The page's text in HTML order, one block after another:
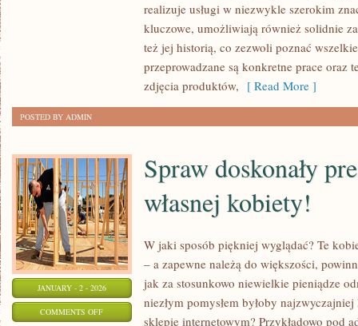
realizuje usługi w niezwykle szerokim
kluczowe, umożliwiają również solidnie
też jej historią, co zezwoli poznać
przeprowadzane są konkretne prace oraz
zdjęcia produktów, [ Read More ]
POSTED BY ADMIN
JANUARY - 2 - 2026
COMMENTS OFFON
Spraw doskonały
własnej kobiety!
W jaki sposób piękniej wyglądać? Te
– a zapewne należą do większości,
jak za stosunkowo niewielkie pieniądze
niezłym pomysłem byłoby
sklepie internetowym? Przykładowo pod